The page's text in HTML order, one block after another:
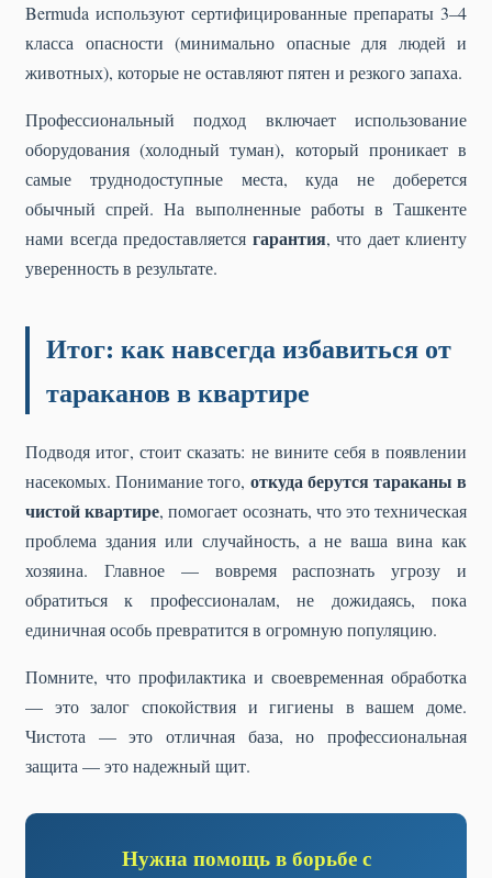
Bermuda используют сертифицированные препараты 3–4
класса опасности (минимально опасные для людей и
животных), которые не оставляют пятен и резкого запаха.
Профессиональный подход включает использование
оборудования (холодный туман), который проникает в
самые труднодоступные места, куда не доберется
обычный спрей. На выполненные работы в Ташкенте
нами всегда предоставляется гарантия, что дает клиенту
уверенность в результате.
Итог: как навсегда избавиться от
тараканов в квартире
Подводя итог, стоит сказать: не вините себя в появлении
насекомых. Понимание того, откуда берутся тараканы в
чистой квартире, помогает осознать, что это техническая
проблема здания или случайность, а не ваша вина как
хозяина. Главное — вовремя распознать угрозу и
обратиться к профессионалам, не дожидаясь, пока
единичная особь превратится в огромную популяцию.
Помните, что профилактика и своевременная обработка
— это залог спокойствия и гигиены в вашем доме.
Чистота — это отличная база, но профессиональная
защита — это надежный щит.
Нужна помощь в борьбе с